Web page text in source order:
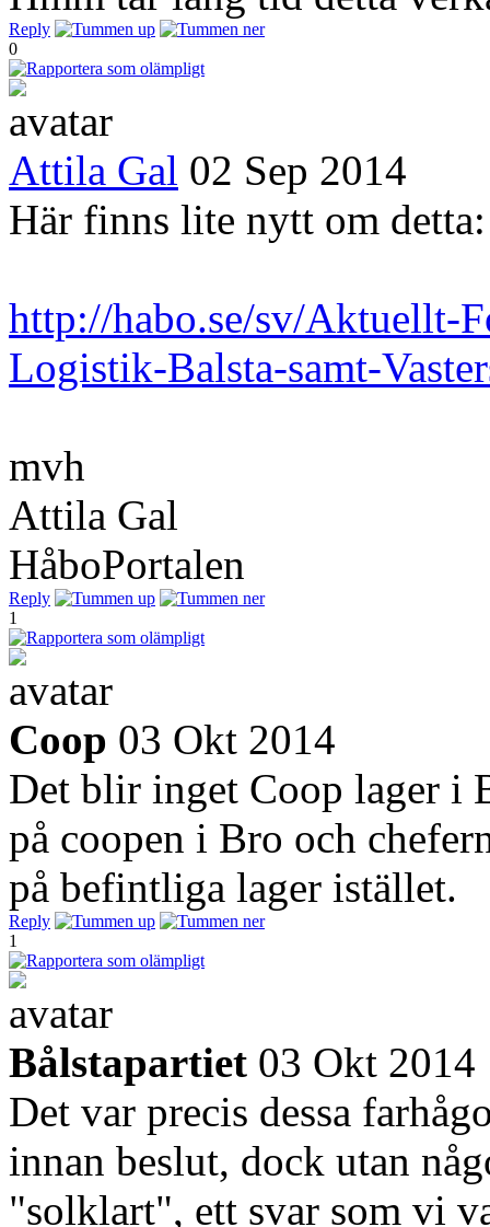
Reply
0
Attila Gal 02 Sep 2014
Här finns lite nytt om detta:
http://habo.se/sv/Aktuellt-
Logistik-Balsta-samt-
mvh
Attila Gal
HåboPortalen
Reply
1
Coop 03 Okt 2014
Det blir inget Coop lager i
på coopen i Bro och
på befintliga lager istället.
Reply
1
Bålstapartiet 03 Okt 2014
Det var precis dessa
innan beslut, dock utan
"solklart", ett svar som vi